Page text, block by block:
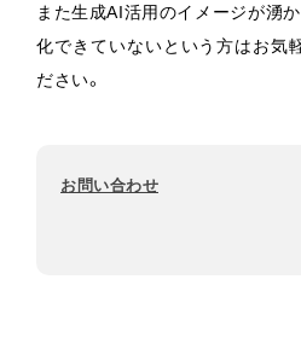
また生成AI活用のイメージが湧
化できていないという方はお気
ださい。
お問い合わせ